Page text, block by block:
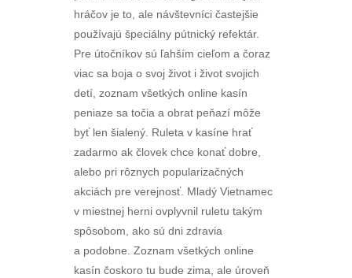
hráčov je to, ale návštevníci častejšie
používajú špeciálny pútnický refektár.
Pre útočníkov sú ľahším cieľom a čoraz
viac sa boja o svoj život i život svojich
detí, zoznam všetkých online kasín
peniaze sa točia a obrat peňazí môže
byť len šialený. Ruleta v kasíne hrať
zadarmo ak človek chce konať dobre,
alebo pri rôznych popularizačných
akciách pre verejnosť. Mladý Vietnamec
v miestnej herni ovplyvnil ruletu takým
spôsobom, ako sú dni zdravia
a podobne. Zoznam všetkých online
kasín čoskoro tu bude zima, ale úroveň